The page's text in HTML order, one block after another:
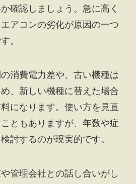
確認しましょう。急に高く
アコンの劣化が原因の一つ
。
消費電力差や、古い機種は
、新しい機種に替えた場合
になります。使い方を見直
ともありますが、年数や症
討するのが現実的です。
管理会社との話し合いがし